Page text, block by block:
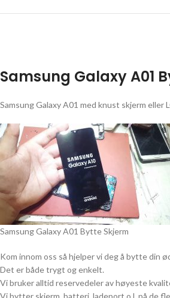
Samsung Galaxy A01
Samsung Galaxy A01 med knust skjerm eller
Samsung Galaxy A01 Bytte Skjerm
Kom innom oss så hjelper vi deg å bytte din
Det er både trygt og enkelt.
Vi bruker alltid reservedeler av høyeste
Vi bytter skjerm, batteri, ladeport o.l. på de